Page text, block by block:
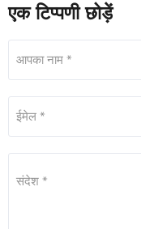
एक टिप्पणी छोड़ें
आपका नाम *
ईमेल *
संदेश *